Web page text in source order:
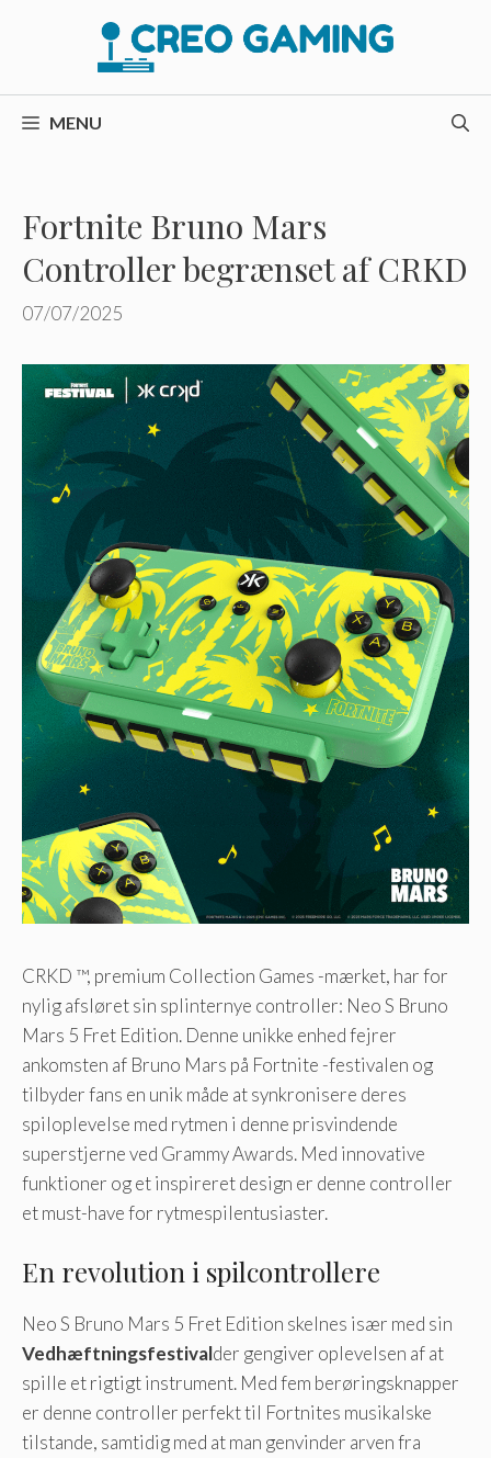
MENU
Fortnite Bruno Mars
Controller begrænset af CRKD
07/07/2025
CRKD ™, premium Collection Games -mærket, har for
nylig afsløret sin splinternye controller: Neo S Bruno
Mars 5 Fret Edition. Denne unikke enhed fejrer
ankomsten af ​​Bruno Mars på Fortnite -festivalen og
tilbyder fans en unik måde at synkronisere deres
spiloplevelse med rytmen i denne prisvindende
superstjerne ved Grammy Awards. Med innovative
funktioner og et inspireret design er denne controller
et must-have for rytmespilentusiaster.
En revolution i spilcontrollere
Neo S Bruno Mars 5 Fret Edition skelnes især med sin
Vedhæftningsfestivalder gengiver oplevelsen af ​​at
spille et rigtigt instrument. Med fem berøringsknapper
er denne controller perfekt til Fortnites musikalske
tilstande, samtidig med at man genvinder arven fra